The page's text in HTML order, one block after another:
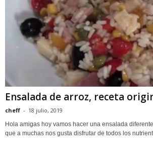
Ensalada de arroz, receta
cheff - 18 julio, 2019
Hola amigas hoy vamos hacer una ensalada
que a muchas nos gusta disfrutar de todos los